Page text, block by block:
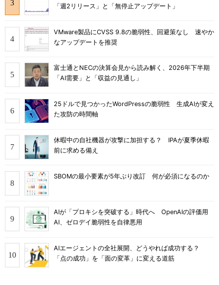
「週2リリース」と「無停止アップデート」
VMware製品にCVSS 9.8の脆弱性、回避策なし 速やか
なアップデートを推奨
富士通とNECの決算会見から読み解く、2026年下半期
「AI需要」と「収益の見通し」
25ドルで見つかったWordPressの脆弱性 生成AIが変え
た攻防の時間軸
休暇中の自社機器が攻撃に加担する？ IPAが夏季休暇
前に求める備え
SBOMの最小要素が5年ぶり改訂 何が必須になるのか
AIが「プロキシを突破する」時代へ OpenAIの評価用
AI、ゼロデイ脆弱性を自律悪用
AIエージェントの全社展開、どうやれば成功する？
「点の成功」を「面の変革」に変える道筋